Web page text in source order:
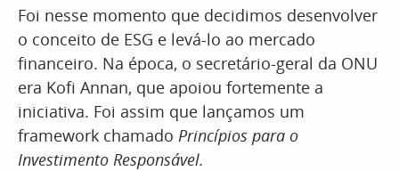
Foi nesse momento que decidimos desenvolver
o conceito de ESG e levá-lo ao mercado
financeiro. Na época, o secretário-geral da ONU
era Kofi Annan, que apoiou fortemente a
iniciativa. Foi assim que lançamos um
framework chamado Princípios para o
Investimento Responsável.